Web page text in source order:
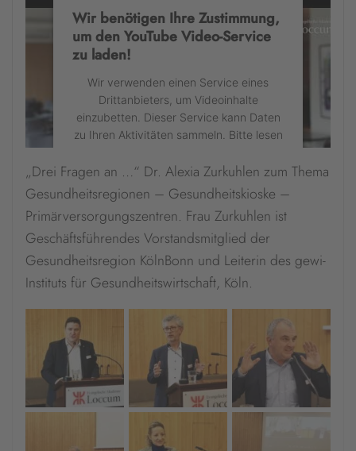
Management Platform
Wir benötigen Ihre Zustimmung,
um den YouTube Video-Service
zu laden!
Wir verwenden einen Service eines
Drittanbieters, um Videoinhalte
einzubetten. Dieser Service kann Daten
zu Ihren Aktivitäten sammeln. Bitte lesen
der Nutzung des Service zu, um dieses
Video anzusehen.
Mehr Informationen
Management Platform
„Drei Fragen an …“ Dr. Alexia Zurkuhlen zum Thema
Gesundheitsregionen – Gesundheitskioske –
Primärversorgungszentren. Frau Zurkuhlen ist
Geschäftsführendes Vorstandsmitglied der
Gesundheitsregion KölnBonn und Leiterin des gewi-
Instituts für Gesundheitswirtschaft, Köln.